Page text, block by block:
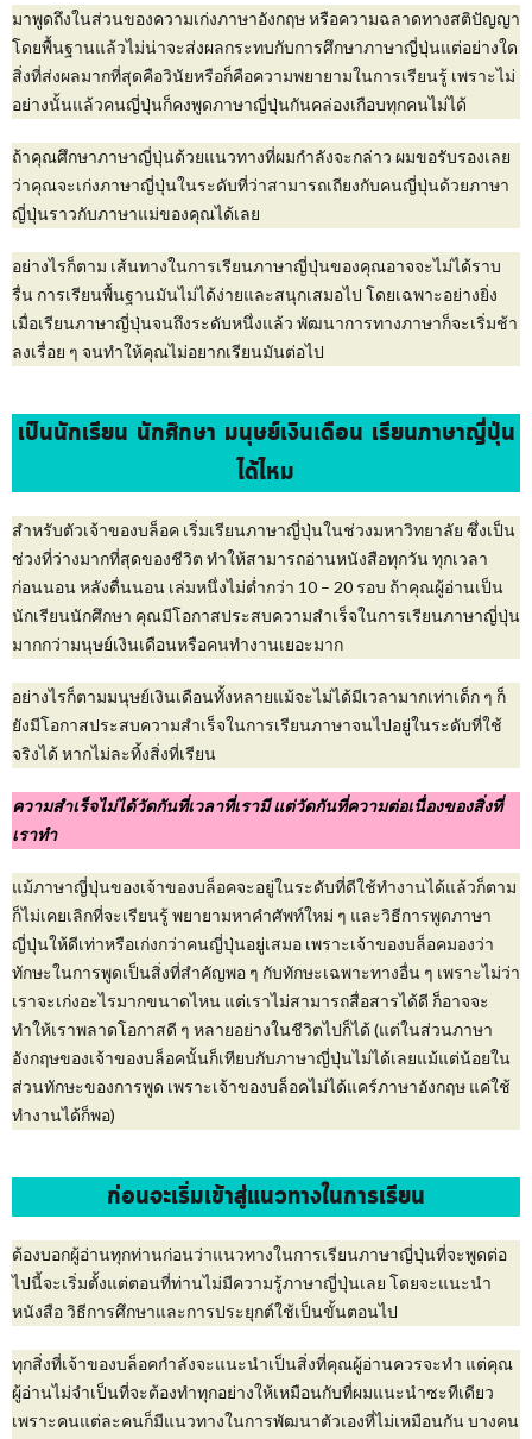
มาพูดถึงในส่วนของความเก่งภาษาอังกฤษ หรือความฉลาดทางสติปัญญา
โดยพื้นฐานแล้วไม่น่าจะส่งผลกระทบกับการศึกษาภาษาญี่ปุ่นแต่อย่างใด
สิ่งที่ส่งผลมากที่สุดคือวินัยหรือก็คือความพยายามในการเรียนรู้ เพราะไม่
อย่างนั้นแล้วคนญี่ปุ่นก็คงพูดภาษาญี่ปุ่นกันคล่องเกือบทุกคนไม่ได้
ถ้าคุณศึกษาภาษาญี่ปุ่นด้วยแนวทางที่ผมกำลังจะกล่าว ผมขอรับรองเลย
ว่าคุณจะเก่งภาษาญี่ปุ่นในระดับที่ว่าสามารถเถียงกับคนญี่ปุ่นด้วยภาษา
ญี่ปุ่นราวกับภาษาแม่ของคุณได้เลย
อย่างไรก็ตาม เส้นทางในการเรียนภาษาญี่ปุ่นของคุณอาจจะไม่ได้ราบ
รื่น การเรียนพื้นฐานมันไม่ได้ง่ายและสนุกเสมอไป โดยเฉพาะอย่างยิ่ง
เมื่อเรียนภาษาญี่ปุ่นจนถึงระดับหนึ่งแล้ว พัฒนาการทางภาษาก็จะเริ่มช้า
ลงเรื่อย ๆ จนทำให้คุณไม่อยากเรียนมันต่อไป
เป็นนักเรียน นักศึกษา มนุษย์เงินเดือน เรียนภาษาญี่ปุ่น
ได้ไหม
สำหรับตัวเจ้าของบล็อค เริ่มเรียนภาษาญี่ปุ่นในช่วงมหาวิทยาลัย ซึ่งเป็น
ช่วงที่ว่างมากที่สุดของชีวิต ทำให้สามารถอ่านหนังสือทุกวัน ทุกเวลา
ก่อนนอน หลังตื่นนอน เล่มหนึ่งไม่ต่ำกว่า 10 – 20 รอบ ถ้าคุณผู้อ่านเป็น
นักเรียนนักศึกษา คุณมีโอกาสประสบความสำเร็จในการเรียนภาษาญี่ปุ่น
มากกว่ามนุษย์เงินเดือนหรือคนทำงานเยอะมาก
อย่างไรก็ตามมนุษย์เงินเดือนทั้งหลายแม้จะไม่ได้มีเวลามากเท่าเด็ก ๆ ก็
ยังมีโอกาสประสบความสำเร็จในการเรียนภาษาจนไปอยู่ในระดับที่ใช้
จริงได้ หากไม่ละทิ้งสิ่งที่เรียน
ความสำเร็จไม่ได้วัดกันที่เวลาที่เรามี แต่วัดกันที่ความต่อเนื่องของสิ่งที่
เราทำ
แม้ภาษาญี่ปุ่นของเจ้าของบล็อคจะอยู่ในระดับที่ดีใช้ทำงานได้แล้วก็ตาม
ก็ไม่เคยเลิกที่จะเรียนรู้ พยายามหาคำศัพท์ใหม่ ๆ และวิธีการพูดภาษา
ญี่ปุ่นให้ดีเท่าหรือเก่งกว่าคนญี่ปุ่นอยู่เสมอ เพราะเจ้าของบล็อคมองว่า
ทักษะในการพูดเป็นสิ่งที่สำคัญพอ ๆ กับทักษะเฉพาะทางอื่น ๆ เพราะไม่ว่า
เราจะเก่งอะไรมากขนาดไหน แต่เราไม่สามารถสื่อสารได้ดี ก็อาจจะ
ทำให้เราพลาดโอกาสดี ๆ หลายอย่างในชีวิตไปก็ได้ (แต่ในส่วนภาษา
อังกฤษของเจ้าของบล็อคนั้นก็เทียบกับภาษาญี่ปุ่นไม่ได้เลยแม้แต่น้อยใน
ส่วนทักษะของการพูด เพราะเจ้าของบล็อคไม่ได้แคร์ภาษาอังกฤษ แค่ใช้
ทำงานได้ก็พอ)
ก่อนจะเริ่มเข้าสู่แนวทางในการเรียน
ต้องบอกผู้อ่านทุกท่านก่อนว่าแนวทางในการเรียนภาษาญี่ปุ่นที่จะพูดต่อ
ไปนี้จะเริ่มตั้งแต่ตอนที่ท่านไม่มีความรู้ภาษาญี่ปุ่นเลย โดยจะแนะนำ
หนังสือ วิธีการศึกษาและการประยุกต์ใช้เป็นขั้นตอนไป
ทุกสิ่งที่เจ้าของบล็อคกำลังจะแนะนำเป็นสิ่งที่คุณผู้อ่านควรจะทำ แต่คุณ
ผู้อ่านไม่จำเป็นที่จะต้องทำทุกอย่างให้เหมือนกับที่ผมแนะนำซะทีเดียว
เพราะคนแต่ละคนก็มีแนวทางในการพัฒนาตัวเองที่ไม่เหมือนกัน บางคน